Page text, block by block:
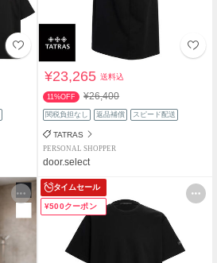
¥23,265送料込
11%OFF ¥26,400
関税負担なし 返品補償 スピード配送
TATRAS
PERSONAL SHOPPER
door.select
タイムセール
¥500クーポン